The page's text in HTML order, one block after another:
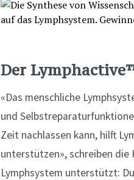
Der
«Das menschliche
und
Zeit nachlassen kann, hilft
unterstützen», schreiben die
Lymphsystem unterstützt: